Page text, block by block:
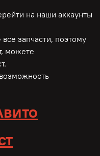
на наши аккаунты
запчасти, поэтому
можете